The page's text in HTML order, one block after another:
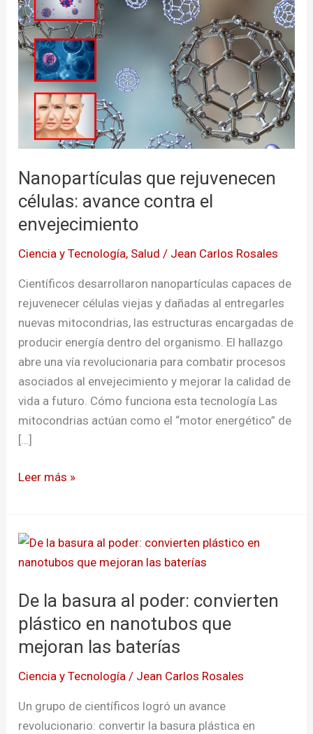
Nanopartículas que rejuvenecen
células: avance contra el
envejecimiento
Ciencia y Tecnología, Salud / Jean Carlos Rosales
Científicos desarrollaron nanopartículas capaces de
rejuvenecer células viejas y dañadas al entregarles
nuevas mitocondrias, las estructuras encargadas de
producir energía dentro del organismo. El hallazgo
abre una vía revolucionaria para combatir procesos
asociados al envejecimiento y mejorar la calidad de
vida a futuro. Cómo funciona esta tecnología Las
mitocondrias actúan como el “motor energético” de
[…]
rejuvenecen
células:
avance
contra
el
envejecimiento
Leer más »
De la basura al poder: convierten
plástico en nanotubos que
mejoran las baterías
Ciencia y Tecnología / Jean Carlos Rosales
Un grupo de científicos logró un avance
revolucionario: convertir la basura plástica en
De
la
al
poder:
convierten
plástico
en